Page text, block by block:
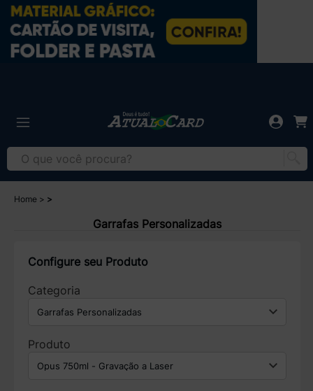
Home
Garrafas Personalizadas
Configure seu Produto
Categoria
Produto